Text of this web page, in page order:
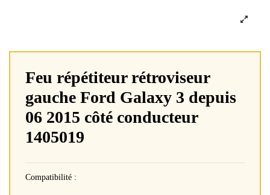
Feu répétiteur rétroviseur
gauche Ford Galaxy 3 depuis
06 2015 côté conducteur
1405019
Compatibilité :